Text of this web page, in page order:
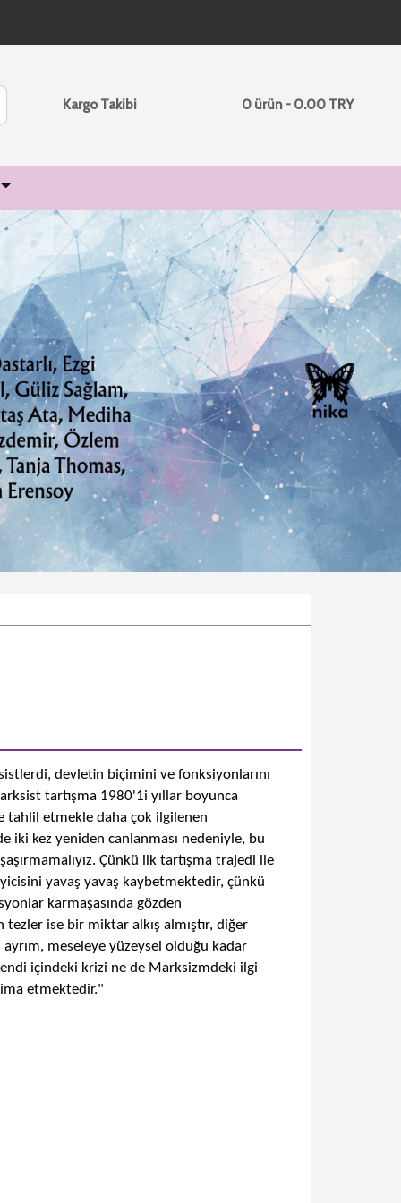
Kargo Takibi 0 ürün - 0.00 TRY
Next
devletin biçimini ve fonksiyonlarını
tartışma 1980'1i yıllar boyunca
tahlil etmekle daha çok ilgilenen
iki kez yeniden canlanması nedeniyle, bu
Çünkü ilk tartışma trajedi ile
yavaş yavaş kaybetmektedir, çünkü
karmaşasında gözden
ise bir miktar alkış almıştır, diğer
meseleye yüzeysel olduğu kadar
içindeki krizi ne de Marksizmdeki ilgi
ima etmektedir."